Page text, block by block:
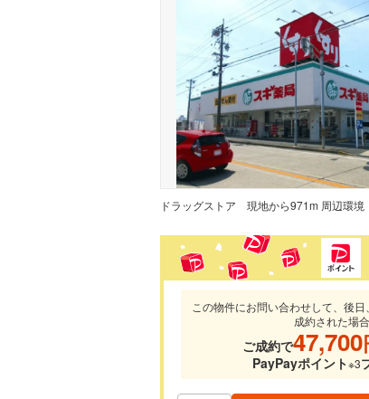
ドラッグストア 現地から971m 周辺環境
この物件にお問い合わせして、後
成約された場
ご成約で47,700
PayPayポイント※3